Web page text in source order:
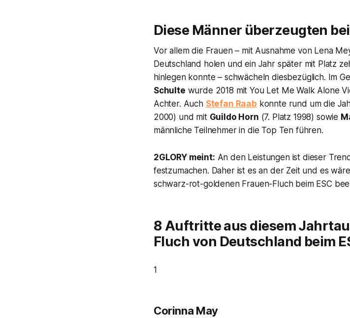
Diese Männer überzeugten
Vor allem die Frauen – mit Ausnahme von Lena
Deutschland holen und ein Jahr später mit Platz
hinlegen konnte – schwächeln diesbezüglich. Im
Schulte wurde 2018 mitYou Let Me Walk Alone
Achter. Auch Stefan Raab konnte rund um die
2000) und mit Guildo Horn (7. Platz 1998) sowie
männliche Teilnehmer in die Top Ten führen.
2GLORY meint: An den Leistungen ist dieser
festzumachen. Daher ist es an der Zeit und es
schwarz-rot-goldenen Frauen-Fluch beim ESC
8 Auftritte aus diesem
Fluch von Deutschland beim
1
Corinna May